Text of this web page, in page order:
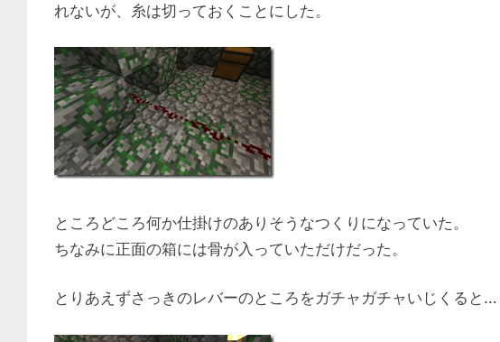
れないが、糸は切っておくことにした。
ところどころ何か仕掛けのありそうなつくりになっていた。
ちなみに正面の箱には骨が入っていただけだった。
とりあえずさっきのレバーのところをガチャガチャいじくると…